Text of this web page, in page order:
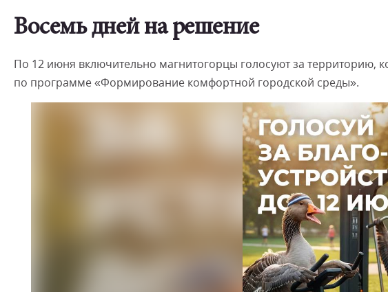
Восемь дней на решение
По 12 июня включительно магнитогорцы голосуют за территорию,
по программе «Формирование комфортной городской среды».